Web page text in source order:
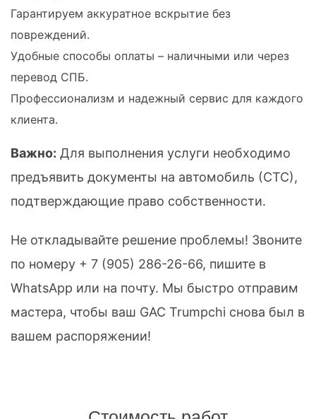
Гарантируем аккуратное вскрытие без
повреждений.
Удобные способы оплаты – наличными или через
перевод СПБ.
Профессионализм и надежный сервис для каждого
клиента.
Важно: Для выполнения услуги необходимо
предъявить документы на автомобиль (СТС),
подтверждающие право собственности.
Не откладывайте решение проблемы! Звоните
по номеру + 7 (905) 286-26-66, пишите в
WhatsApp или на почту. Мы быстро отправим
мастера, чтобы ваш GAC Trumpchi снова был в
вашем распоряжении!